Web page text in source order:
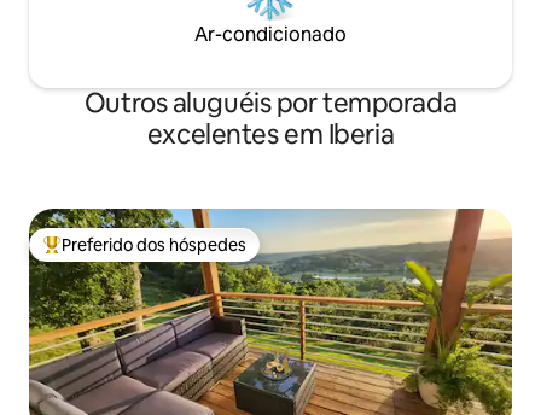
Ar-condicionado
Outros aluguéis por temporada
excelentes em Iberia
Entre os melhores preferidos dos hóspedes
Preferido dos hóspedes